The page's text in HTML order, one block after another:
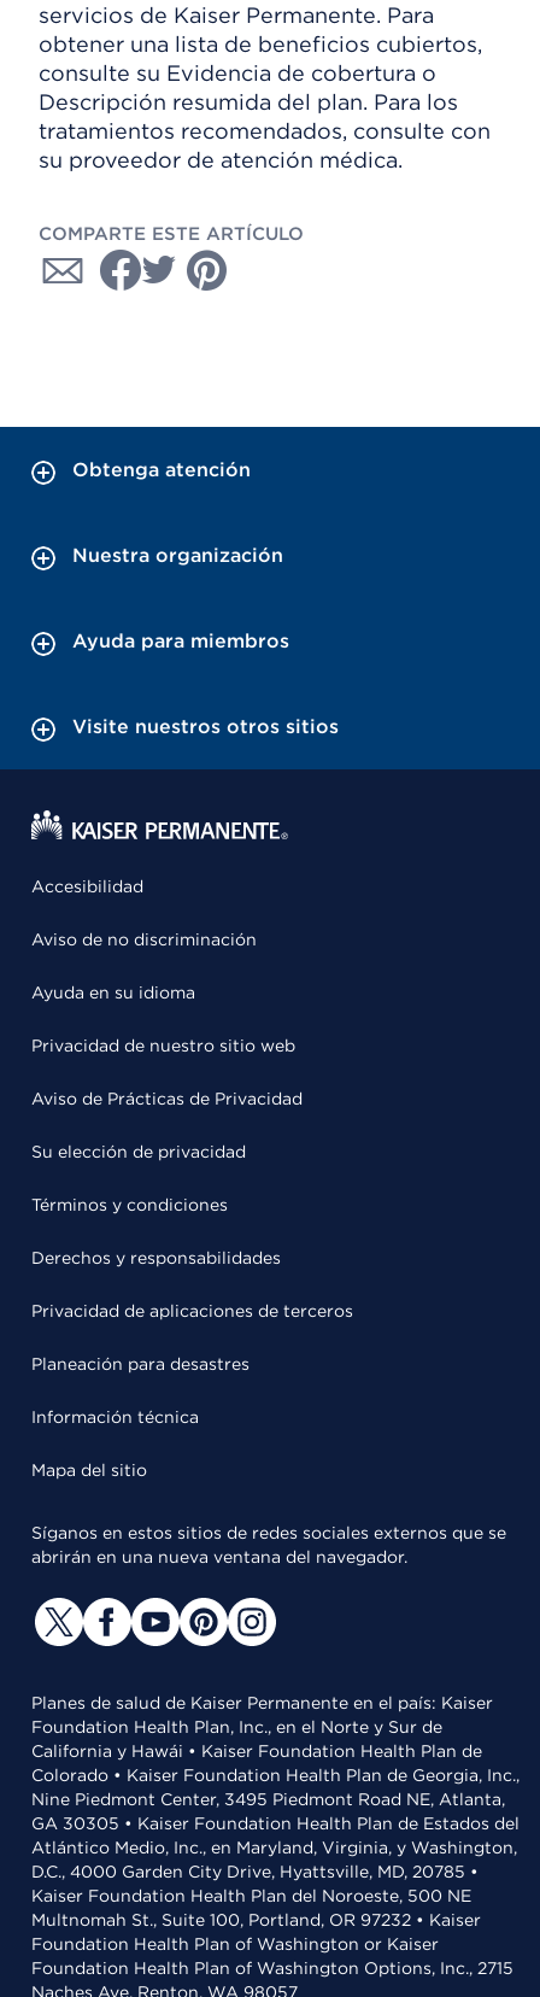
servicios de Kaiser Permanente. Para
obtener una lista de beneficios cubiertos,
consulte su Evidencia de cobertura o
Descripción resumida del plan. Para los
tratamientos recomendados, consulte con
su proveedor de atención médica.
COMPARTE ESTE ARTÍCULO
Obtenga atención
Nuestra organización
Ayuda para miembros
Visite nuestros otros sitios
Accesibilidad
Aviso de no discriminación
Ayuda en su idioma
Privacidad de nuestro sitio web
Aviso de Prácticas de Privacidad
Su elección de privacidad
Términos y condiciones
Derechos y responsabilidades
Privacidad de aplicaciones de terceros
Planeación para desastres
Información técnica
Mapa del sitio
Síganos en estos sitios de redes sociales externos que se
abrirán en una nueva ventana del navegador.
Planes de salud de Kaiser Permanente en el país: Kaiser
Foundation Health Plan, Inc., en el Norte y Sur de
California y Hawái • Kaiser Foundation Health Plan de
Colorado • Kaiser Foundation Health Plan de Georgia, Inc.,
Nine Piedmont Center, 3495 Piedmont Road NE, Atlanta,
GA 30305 • Kaiser Foundation Health Plan de Estados del
Atlántico Medio, Inc., en Maryland, Virginia, y Washington,
D.C., 4000 Garden City Drive, Hyattsville, MD, 20785 •
Kaiser Foundation Health Plan del Noroeste, 500 NE
Multnomah St., Suite 100, Portland, OR 97232 • Kaiser
Foundation Health Plan of Washington or Kaiser
Foundation Health Plan of Washington Options, Inc., 2715
Naches Ave, Renton, WA 98057